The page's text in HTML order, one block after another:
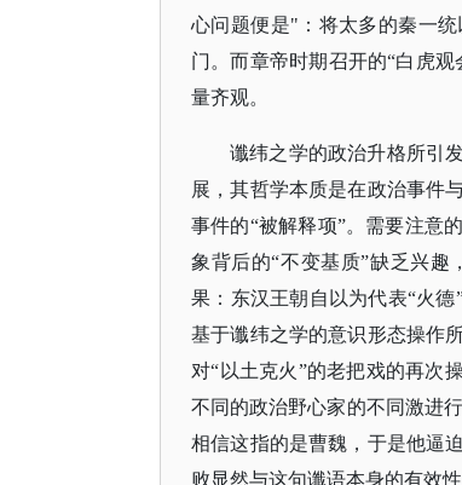
心问题便是"：将太多的秦一
门。而章帝时期召开的“白虎
量齐观。
谶纬之学的政治升格所引
展，其哲学本质是在政治事件
事件的“被解释项”。需要注意
象背后的“不变基质”缺乏兴
果：东汉王朝自以为代表“火德
基于谶纬之学的意识形态操作
对“以土克火”的老把戏的再次
不同的政治野心家的不同激进
相信这指的是曹魏，于是他逼
败显然与这句谶语本身的有效性